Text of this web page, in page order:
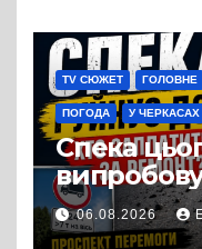
TV СЮЖЕТ ГОЛОВНЕ
ПОГОДА У ЧЕРКАСАХ
Спека
лише
Черкас
06.08.2026